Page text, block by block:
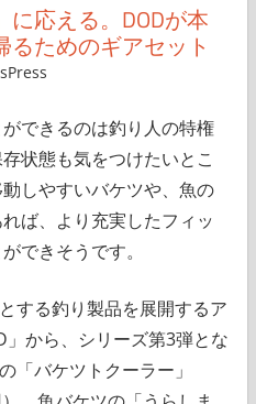
に応える。DODが本
ためのギアセット
できるのは釣り人の特権
状態も気をつけたいとこ
しやすいバケツや、魚の
ば、より充実したフィッ
できそうです。
する釣り製品を展開するア
から、シリーズ第3弾とな
「バケツトクーラー」